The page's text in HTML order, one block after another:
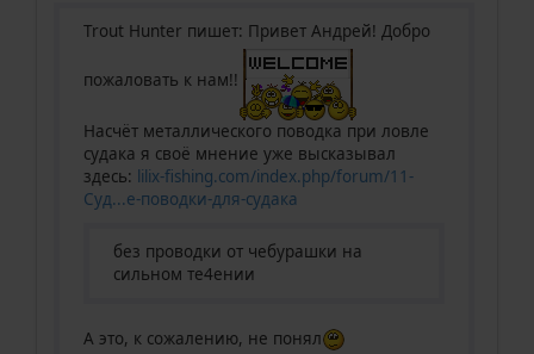
Trout Hunter пишет: Привет Андрей! Добро
пожаловать к нам!!
Насчёт металлического поводка при ловле
судака я своё мнение уже высказывал
здесь: lilix-fishing.com/index.php/forum/11-
Суд...е-поводки-для-судака
без проводки от чебурашки на
сильном те4ении
А это, к сожалению, не понял